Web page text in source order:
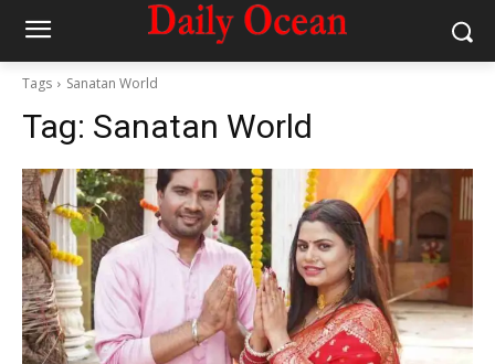
Tags Sanatan World
Tag: Sanatan World